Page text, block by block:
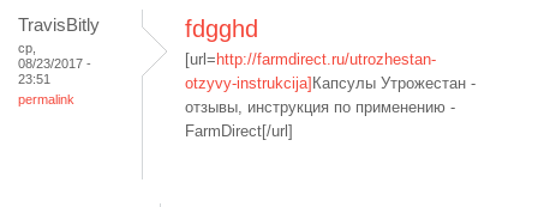
TravisBitly
ср,
08/23/2017 -
23:51
permalink
fdgghd
[url= http://farmdirect.ru/utrozhestan-
otzyvy-instrukcija] Капсулы Утрожестан -
отзывы, инструкция по применению -
FarmDirect[/url]